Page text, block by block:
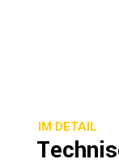
IM DETAIL